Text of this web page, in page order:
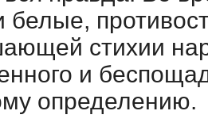
белые,
стихии
и
определению.